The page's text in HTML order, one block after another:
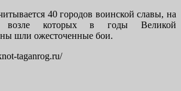
40 городов воинской славы, на
возле которых в годы Великой
шли ожесточенные бои.
taganrog.ru/